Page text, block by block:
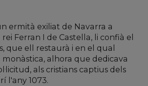
ermità exiliat de Navarra a
Ferran I de Castella, li confià el
que ell restaurà i en el qual
alhora que dedicava
als cristians captius dels
l'any 1073.